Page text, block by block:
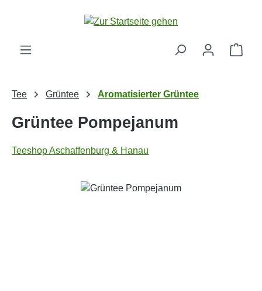
Zum Hauptinhalt springen
Tee Grüntee Aromatisierter Grüntee
Grüntee Pompejanum
Teeshop Aschaffenburg & Hanau
Bildergalerie überspringen